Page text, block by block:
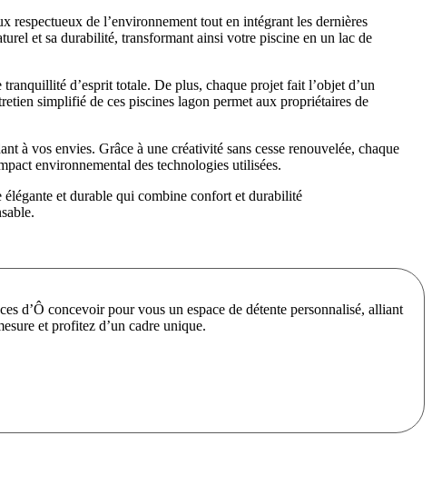
respectueux de l’environnement tout en intégrant les dernières
et sa durabilité, transformant ainsi votre piscine en un lac de
d’esprit totale. De plus, chaque projet fait l’objet d’un
simplifié de ces piscines lagon permet aux propriétaires de
à vos envies. Grâce à une créativité sans cesse renouvelée, chaque
environnemental des technologies utilisées.
et durable qui combine confort et durabilité
d’Ô concevoir pour vous un espace de détente personnalisé, alliant
et profitez d’un cadre unique.